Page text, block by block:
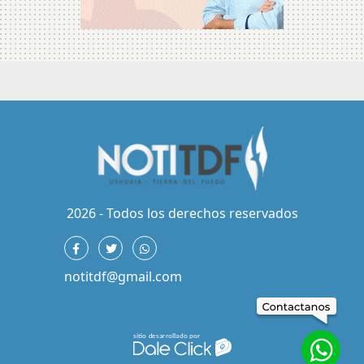
2026 - Todos los derechos reservados
notitdf@gmail.com